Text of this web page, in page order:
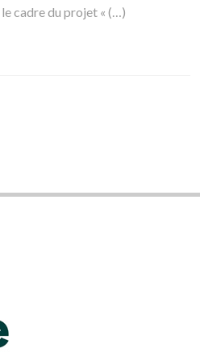
le cadre du projet « (…)